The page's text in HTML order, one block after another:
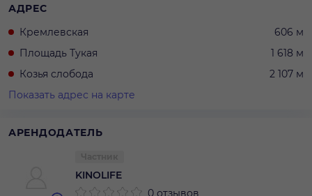
АДРЕС
Кремлевская
606 м
Площадь Тукая
1 618 м
Козья слобода
2 107 м
Показать адрес на карте
АРЕНДОДАТЕЛЬ
KINOLIFE
0 отзывов